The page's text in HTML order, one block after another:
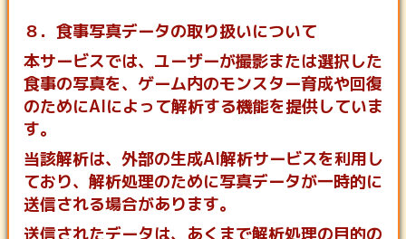
８．食事写真データの取り扱いについて
本サービスでは、ユーザーが撮影または選択した
食事の写真を、ゲーム内のモンスター育成や回復
のためにAIによって解析する機能を提供していま
す。
当該解析は、外部の生成AI解析サービスを利用し
ており、解析処理のために写真データが一時的に
送信される場合があります。
送信されたデータは、あくまで解析処理の目的の